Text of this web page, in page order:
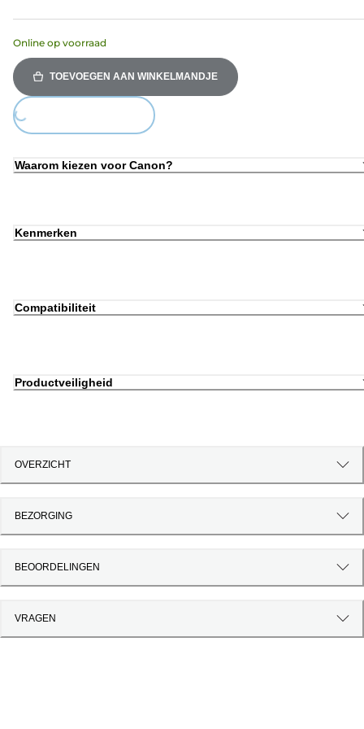
Online op voorraad
TOEVOEGEN AAN WINKELMANDJE
Loading...
Waarom kiezen voor Canon?
Kenmerken
Compatibiliteit
Productveiligheid
OVERZICHT
BEZORGING
BEOORDELINGEN
VRAGEN